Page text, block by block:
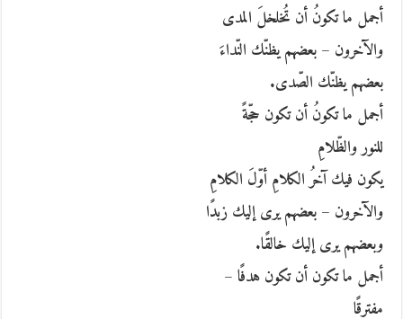
أجمل ما تكونُ أن تُخلخلَ المدى
والآخرون – بعضهم يظنّك النّداءَ
بعضهم يظنّك الصّدى.
أجمل ما تكونُ أن تكون حجّةً
للنور والظّلامِ
يكون فيك آخرُ الكلامِ أوّلَ الكلامِ
والآخرون – بعضهم يرى إليك زبدًا
وبعضهم يرى إليك خالقًا.
أجمل ما تكون أن تكون هدفًا –
مفترقًا